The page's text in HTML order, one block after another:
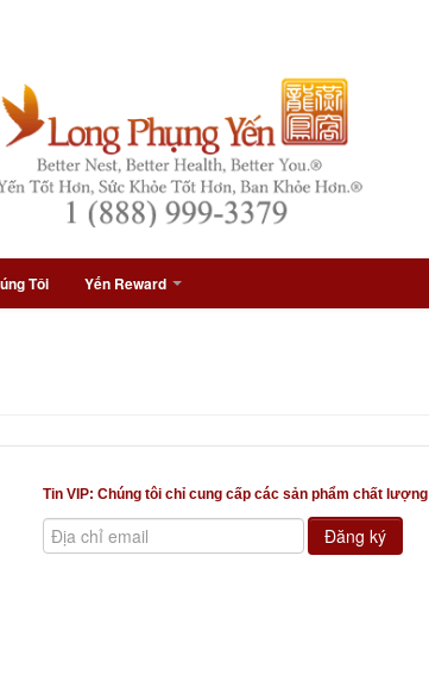
Tôi Yến Reward
Tin VIP: Chúng tôi chỉ cung cấp các sản phẩm chất lượng